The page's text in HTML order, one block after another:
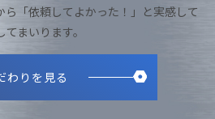
「依頼してよかった！」と実感して
まいります。
わりを見る